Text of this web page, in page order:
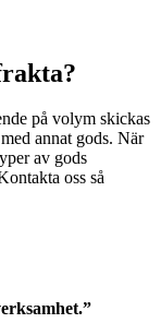
på volym skickas
annat gods. När
av gods
oss så